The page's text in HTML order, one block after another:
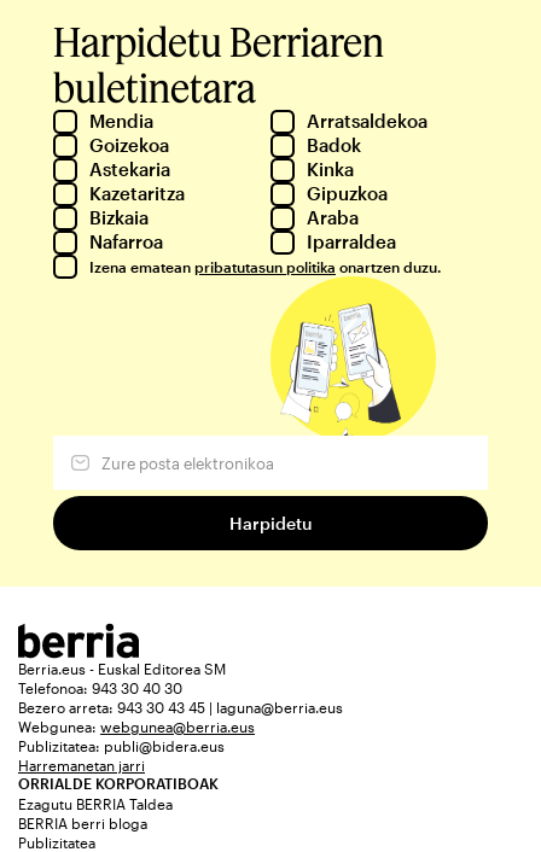
Harpidetu Berriaren
buletinetara
Mendia
Arratsaldekoa
Goizekoa
Badok
Astekaria
Kinka
Kazetaritza
Gipuzkoa
Bizkaia
Araba
Nafarroa
Iparraldea
Izena ematean pribatutasun politika onartzen duzu.
Berria.eus - Euskal Editorea SM
Telefonoa: 943 30 40 30
Bezero arreta: 943 30 43 45 | laguna@berria.eus
Webgunea: webgunea@berria.eus
Publizitatea: publi@bidera.eus
Harremanetan jarri
ORRIALDE KORPORATIBOAK
Ezagutu BERRIA Taldea
BERRIA berri bloga
Publizitatea